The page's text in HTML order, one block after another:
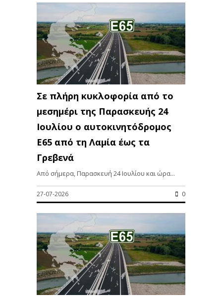
Σε πλήρη κυκλοφορία από το
μεσημέρι της Παρασκευής 24
Ιουλίου ο αυτοκινητόδρομος
Ε65 από τη Λαμία έως τα
Γρεβενά
Από σήμερα, Παρασκευή 24 Ιουλίου και ώρα...
27-07-2026 0